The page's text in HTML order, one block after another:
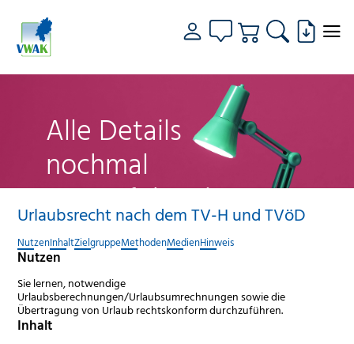
Alle Details
nochmal
genau fokussiert
Urlaubsrecht nach dem TV-H und TVöD
NutzenInhaltZielgruppeMethodenMedienHinweis
Nutzen
Sie lernen, notwendige
Urlaubsberechnungen/Urlaubsumrechnungen sowie die
Übertragung von Urlaub rechtskonform durchzuführen.
Inhalt